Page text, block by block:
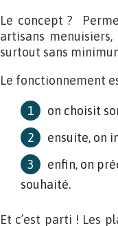
Le concept ?
artisans
surtout sans
Le fonctionnement
on choisit
ensuite, on
enfin, on
souhaité.
Et c’est parti ! Les